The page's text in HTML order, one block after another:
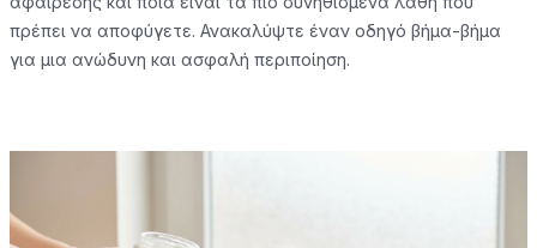
πρέπει να αποφύγετε. Ανακαλύψτε έναν οδηγό βήμα-βήμα
για μια ανώδυνη και ασφαλή περιποίηση.